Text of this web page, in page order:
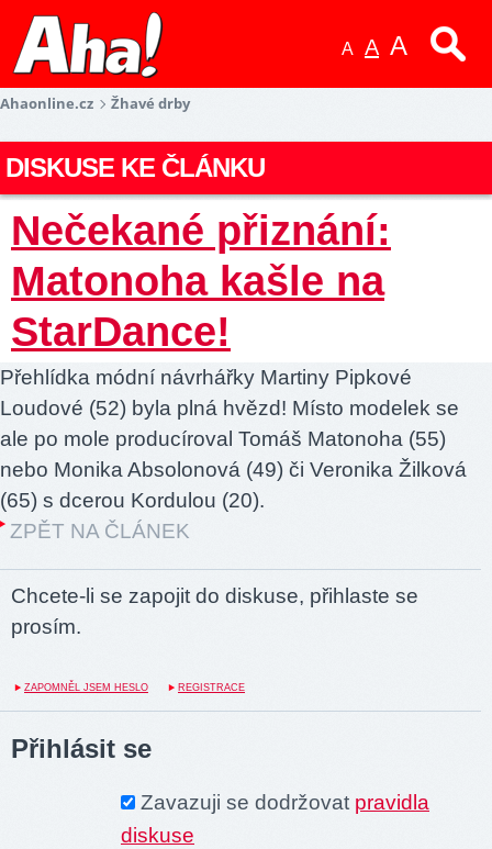
A A A
Ahaonline.cz Žhavé drby
DISKUSE KE ČLÁNKU
Nečekané přiznání:
Matonoha kašle na
StarDance!
Přehlídka módní návrhářky Martiny Pipkové
Loudové (52) byla plná hvězd! Místo modelek se
ale po mole producíroval Tomáš Matonoha (55)
nebo Monika Absolonová (49) či Veronika Žilková
(65) s dcerou Kordulou (20).
ZPĚT NA ČLÁNEK
Chcete-li se zapojit do diskuse, přihlaste se
prosím.
ZAPOMNĚL JSEM HESLO REGISTRACE
Přihlásit se
Zavazuji se dodržovat pravidla
diskuse